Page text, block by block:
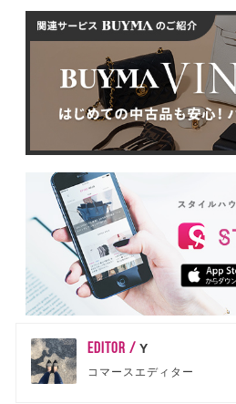
EDITOR /Y
コマースエディター